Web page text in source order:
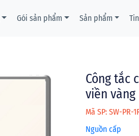
Gói sản phẩm Sản phẩm
Công tắc
viền vàng
Mã SP: SW-PR-
Nguồn cấp